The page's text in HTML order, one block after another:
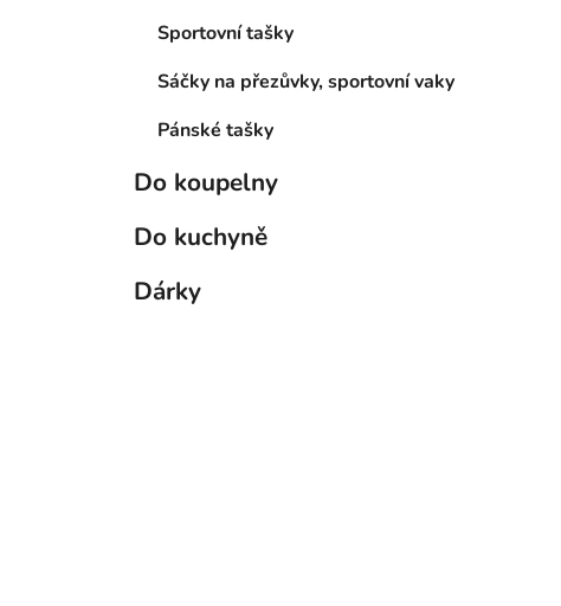
Sportovní tašky
Sáčky na přezůvky, sportovní vaky
Pánské tašky
Do koupelny
Do kuchyně
Dárky